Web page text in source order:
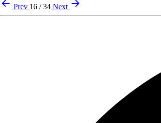
Prev 16 / 34 Next